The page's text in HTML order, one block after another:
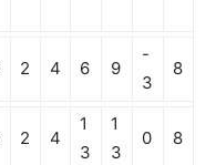
2 4 6 9
-
3
8
2 4
1
3
1
3
0 8